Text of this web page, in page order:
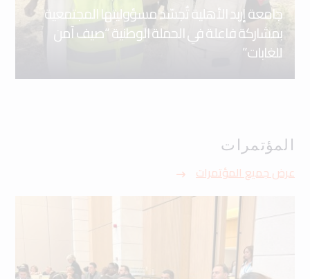
جامعة إربد الأهلية تُجسّد مسؤوليتها المجتمعية
بمشاركة فاعلة في الحملة الوطنية “صيف آمن
للغابات”
المؤتمرات
عرض جميع المؤتمرات